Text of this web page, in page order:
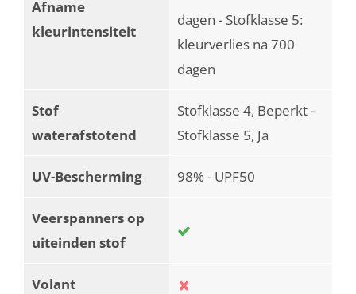
Afname
kleurintensiteit
dagen - Stofklasse 5:
kleurverlies na 700
dagen
Stof
waterafstotend
Stofklasse 4, Beperkt -
Stofklasse 5, Ja
UV-Bescherming 98% - UPF50
Veerspanners op
uiteinden stof
Volant